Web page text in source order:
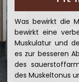
Was bewirkt die
bewirkt eine
Muskulatur und
es zur besseren
des
des Muskeltonus